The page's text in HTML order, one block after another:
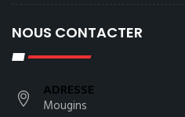
NOUS CONTACTER
ADRESSE
Mougins